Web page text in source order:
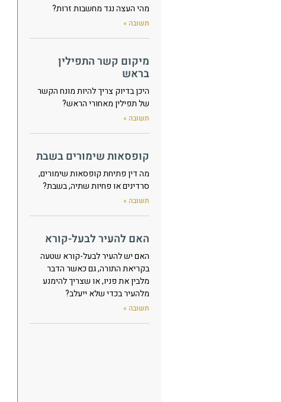
מהי העצה נגד מחשבות זרות?
תשובה »
מיקום קשר התפילין
בראש
היכן בדיוק צריך להיות מונח הקשר
של תפילין מאחורי הראש?
תשובה »
קופסאות שימורים בשבת
מה דין פתיחת קופסאות שימורים,
סרדינים או פחיות שתיה, בשבת?
תשובה »
האם להעיר לבעל-קורא
האם יש להעיר לבעל-קורא שטעה
בקריאת התורה, גם כאשר הדבר
מלבין את פניו, או שצריך להימנע
מלהעיר בכדי שלא ייעלב?
תשובה »